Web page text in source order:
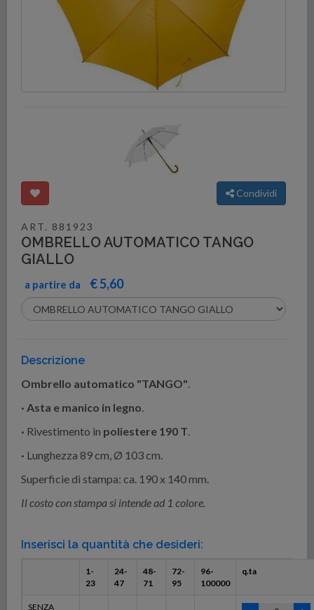
Condividi
ART. 881923
OMBRELLO AUTOMATICO TANGO
GIALLO
a partire da € 5,60
Descrizione
Ombrello automatico "TANGO".
· Asta e manico in legno.
· Rivestimento in poliestere 190 T.
· Lunghezza 89 cm, Ø 103 cm.
Superficie di stampa: ca. 190 x 140 mm.
Il costo con stampa si intende ad 1 colore.
Inserisci la quantità che desideri:
1-
23
24-
47
48-
71
72-
95
96-
100000
q.ta
SENZA